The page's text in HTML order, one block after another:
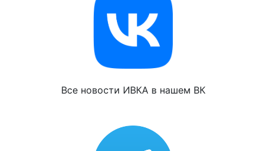
Все новости ИВКА в нашем ВК